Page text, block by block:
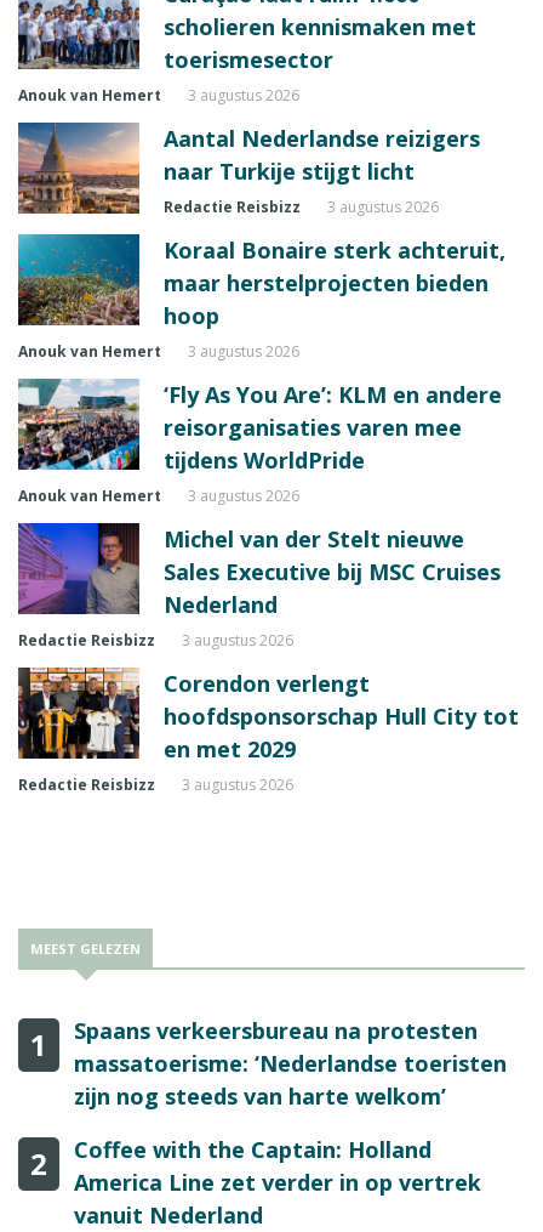
scholieren kennismaken met
toerismesector
Anouk van Hemert 3 augustus 2026
Aantal Nederlandse reizigers
naar Turkije stijgt licht
Redactie Reisbizz 3 augustus 2026
Koraal Bonaire sterk achteruit,
maar herstelprojecten bieden
hoop
Anouk van Hemert 3 augustus 2026
‘Fly As You Are’: KLM en andere
reisorganisaties varen mee
tijdens WorldPride
Anouk van Hemert 3 augustus 2026
Michel van der Stelt nieuwe
Sales Executive bij MSC Cruises
Nederland
Redactie Reisbizz 3 augustus 2026
Corendon verlengt
hoofdsponsorschap Hull City tot
en met 2029
Redactie Reisbizz 3 augustus 2026
MEEST GELEZEN
1
Spaans verkeersbureau na protesten
massatoerisme: ‘Nederlandse toeristen
zijn nog steeds van harte welkom’
2
Coffee with the Captain: Holland
America Line zet verder in op vertrek
vanuit Nederland